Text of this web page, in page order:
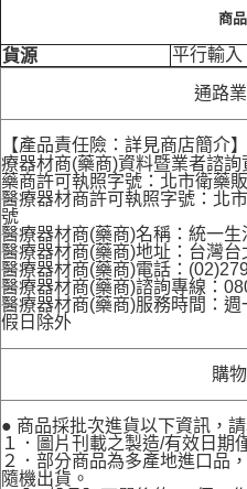
商
貨源 平行輸入
通路
【產品責任險：詳見商店簡介】
療器材商(藥商)資料暨業者諮詢
藥商許可執照字號：北市衛藥
醫療器材商許可執照字號：北
號
醫療器材商(藥商)名稱：統一生
醫療器材商(藥商)地址：台灣
醫療器材商(藥商)電話：
醫療器材商(藥商)諮詢專線：
醫療器材商(藥商)服務時間：
假日除外
購
● 商品採批次進貨以下資訊，
１．圖片刊載之製造/有效日期
２．部分商品為多產地進口品
隨機出貨。